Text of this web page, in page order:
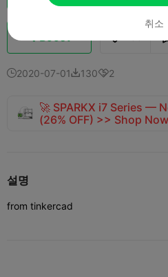
2020-07-011302
🚀 SPARKX i7 Series —
(26% OFF) >> Shop Now
설명
from tinkercad
취소